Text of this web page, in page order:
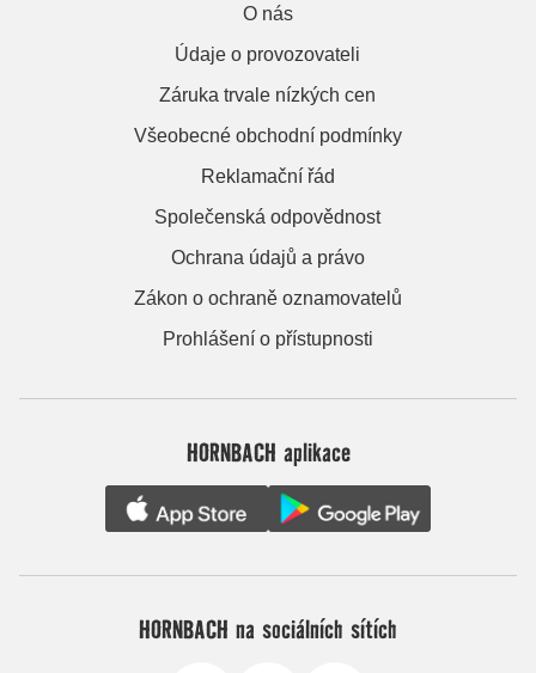
O nás
Údaje o provozovateli
Záruka trvale nízkých cen
Všeobecné obchodní podmínky
Reklamační řád
Společenská odpovědnost
Ochrana údajů a právo
Zákon o ochraně oznamovatelů
Prohlášení o přístupnosti
HORNBACH aplikace
HORNBACH na sociálních sítích